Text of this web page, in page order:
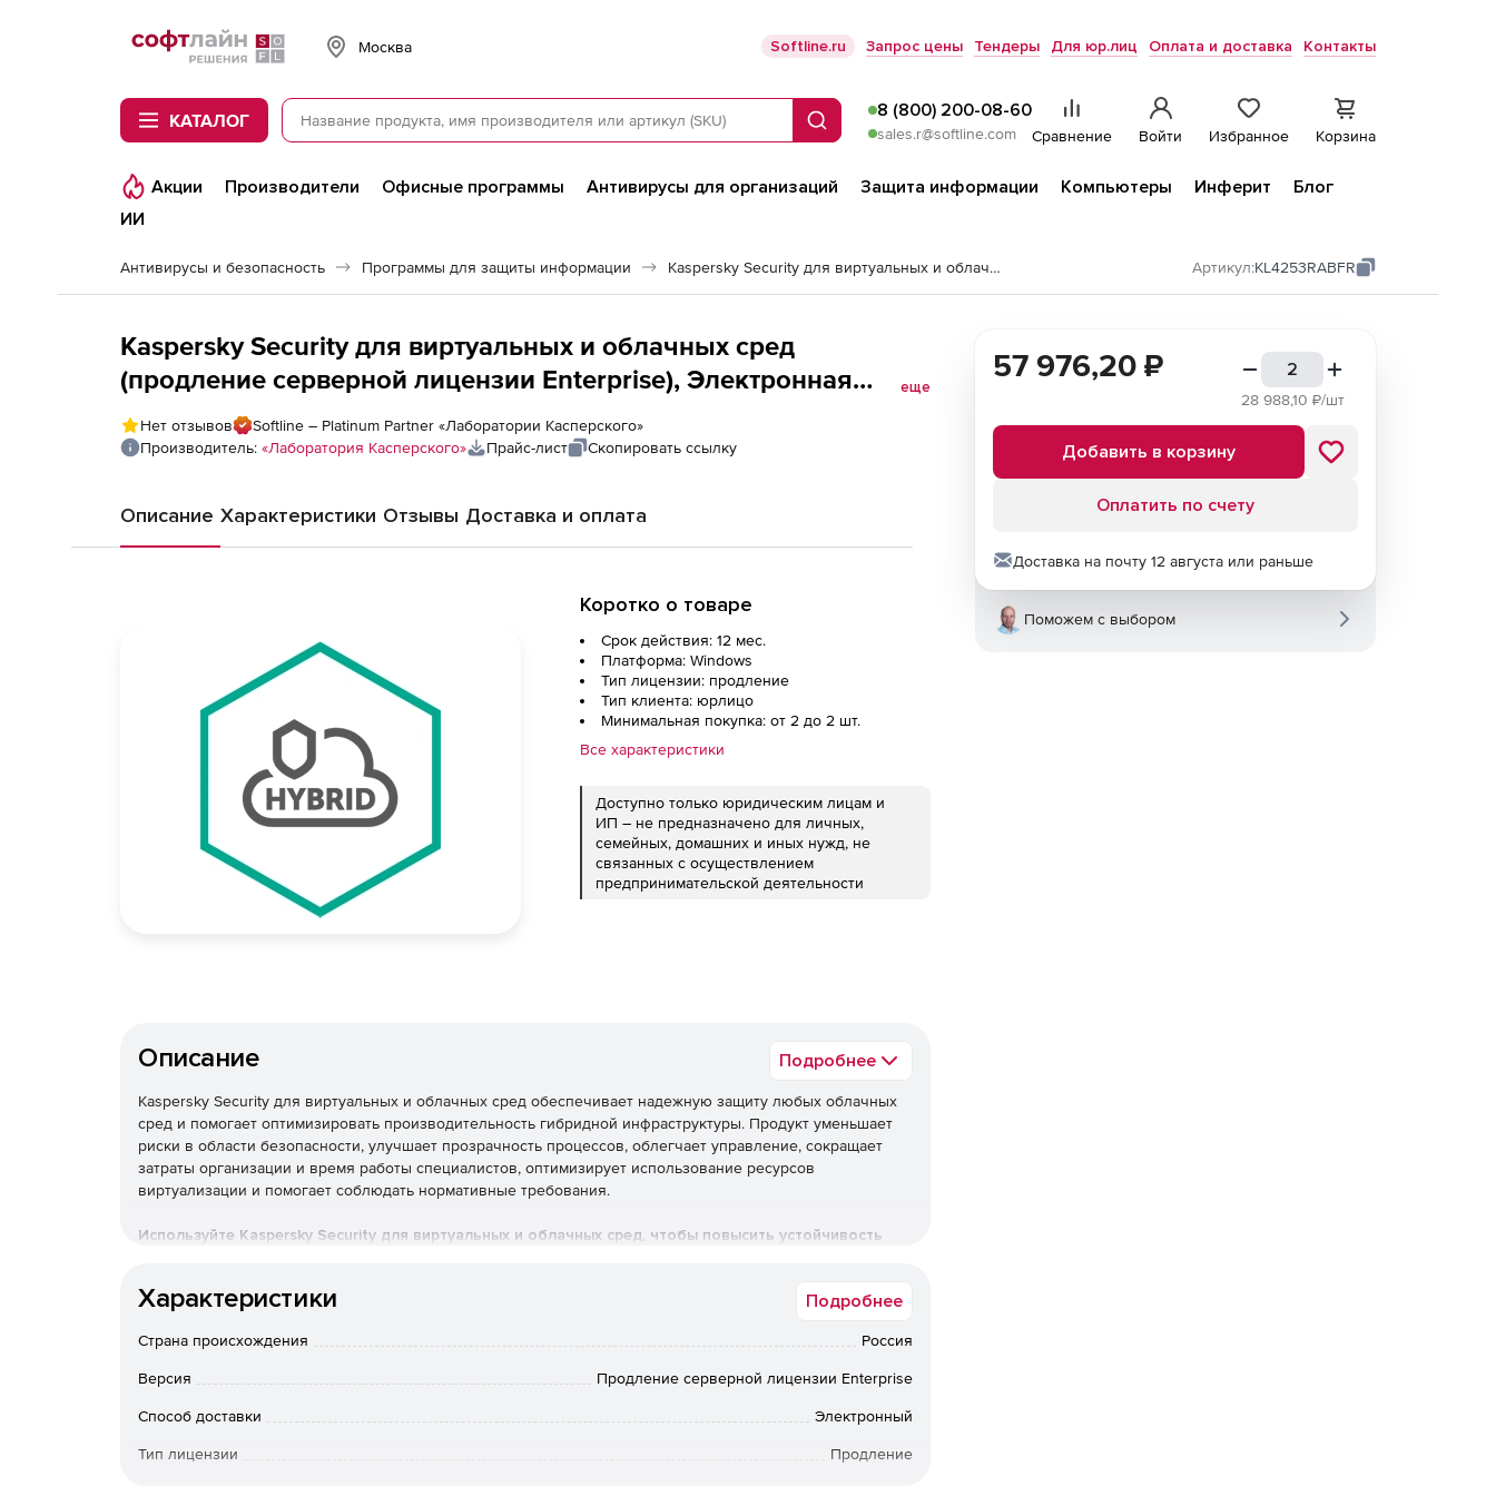
Softline
Москва Softline.ru Запрос цены Тендеры Для юр.лиц Оплата и доставка Контакты
КАТАЛОГ Поиск
8 (800) 200-08-60
sales.r@softline.com Сравнение Войти Избранное Корзина
Акции Производители Офисные программы Антивирусы для организаций Защита информации Компьютеры Инферит
Блог
ИИ
Антивирусы и безопасность Программы для защиты информации Kaspersky Security для виртуальных и облачных сред Артикул:KL4253RABFR
Kaspersky Security для виртуальных и облачных сред
(продление серверной лицензии Enterprise), Электронная
лицензия на 1 год по количеству виртуальных серверов
еще
Нет отзывов
Softline – Platinum Partner «Лаборатории Касперского»
Производитель: «Лаборатория Касперского» Прайс-лист Скопировать ссылку
Описание Характеристики Отзывы Доставка и оплата
Коротко о товаре
Срок действия: 12 мес.
Платформа: Windows
Тип лицензии: продление
Тип клиента: юрлицо
Минимальная покупка: от 2 до 2 шт.
Все характеристики
Доступно только юридическим лицам и
ИП – не предназначено для личных,
семейных, домашних и иных нужд, не
связанных с осуществлением
предпринимательской деятельности
Описание Подробнее
Kaspersky Security для виртуальных и облачных сред обеспечивает надежную защиту любых облачных
сред и помогает оптимизировать производительность гибридной инфраструктуры. Продукт уменьшает
риски в области безопасности, улучшает прозрачность процессов, облегчает управление, сокращает
затраты организации и время работы специалистов, оптимизирует использование ресурсов
виртуализации и помогает соблюдать нормативные требования.
Используйте Kaspersky Security для виртуальных и облачных сред, чтобы повысить устойчивость
Основные преимущества
Многоуровневые технологии проактивной защиты обеспечивают эффективное противостояние
опасности.
Характеристики Подробнее
Страна происхождения Россия
Версия Продление серверной лицензии Enterprise
Способ доставки Электронный
Тип лицензии Продление
57 976,20 ₽
28 988,10 ₽/шт
Добавить в корзину
Оплатить по счету
Доставка на почту 12 августа или раньше
Поможем с выбором